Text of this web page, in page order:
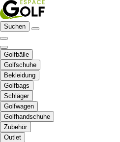
Suchen
Golfbälle
Golfschuhe
Bekleidung
Golfbags
Schläger
Golfwagen
Golfhandschuhe
Zubehör
Outlet